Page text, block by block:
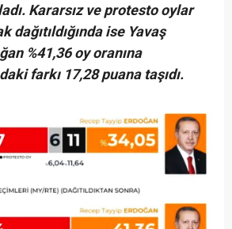
Kararsız ve protesto oylar
dağıtıldığında ise Yavaş
%41,36 oy oranına
farkı 17,28 puana taşıdı.